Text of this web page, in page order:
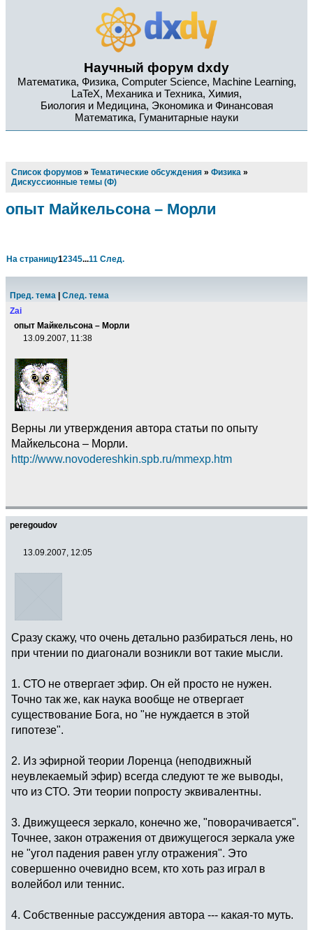
Научный форум dxdy
Математика, Физика, Computer Science, Machine Learning,
LaTeX, Механика и Техника, Химия,
Биология и Медицина, Экономика и Финансовая
Математика, Гуманитарные науки
Список форумов » Тематические обсуждения » Физика »
Дискуссионные темы (Ф)
опыт Майкельсона – Морли
На страницу12345...11 След.
Пред. тема
След. тема
Zai
опыт Майкельсона – Морли
13.09.2007, 11:38
Верны ли утверждения автора статьи по опыту
Майкельсона – Морли.
http://www.novodereshkin.spb.ru/mmexp.htm
peregoudov
13.09.2007, 12:05
Сразу скажу, что очень детально разбираться лень, но
при чтении по диагонали возникли вот такие мысли.
1. СТО не отвергает эфир. Он ей просто не нужен.
Точно так же, как наука вообще не отвергает
существование Бога, но "не нуждается в этой
гипотезе".
2. Из эфирной теории Лоренца (неподвижный
неувлекаемый эфир) всегда следуют те же выводы,
что из СТО. Эти теории попросту эквивалентны.
3. Движущееся зеркало, конечно же, "поворачивается".
Точнее, закон отражения от движущегося зеркала уже
не "угол падения равен углу отражения". Это
совершенно очевидно всем, кто хоть раз играл в
волейбол или теннис.
4. Собственные рассуждения автора --- какая-то муть.